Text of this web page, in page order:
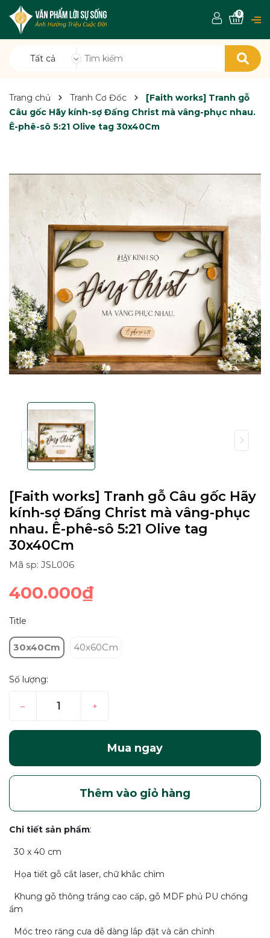
Tất cả
0
Trang chủ Tranh Cơ Đốc
[Faith works] Tranh gỗ
Câu gốc Hãy kính-sợ Đấng Christ mà vâng-phục nhau.
Ê-phê-sô 5:21 Olive tag 30x40Cm
[Faith works] Tranh gỗ Câu gốc Hãy
kính-sợ Đấng Christ mà vâng-phục
nhau. Ê-phê-sô 5:21 Olive tag
30x40Cm
Mã sp: JSL006
400.000₫
Title
30x40Cm 40x60Cm
Số lượng:
– +
Mua ngay
Thêm vào giỏ hàng
Chi tiết sản phẩm:
30 x 40 cm
Họa tiết gỗ cắt laser, chữ khắc chìm
Khung gỗ thông trắng cao cấp, gỗ MDF phủ PU chống
ẩm
Móc treo răng cưa dễ dàng lắp đặt và cân chỉnh